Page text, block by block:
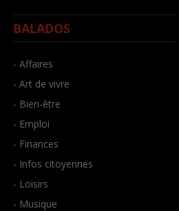
BALADOS
- Affaires
- Art de vivre
- Bien-être
- Emploi
- Finances
- Infos citoyennes
- Loisirs
- Musique